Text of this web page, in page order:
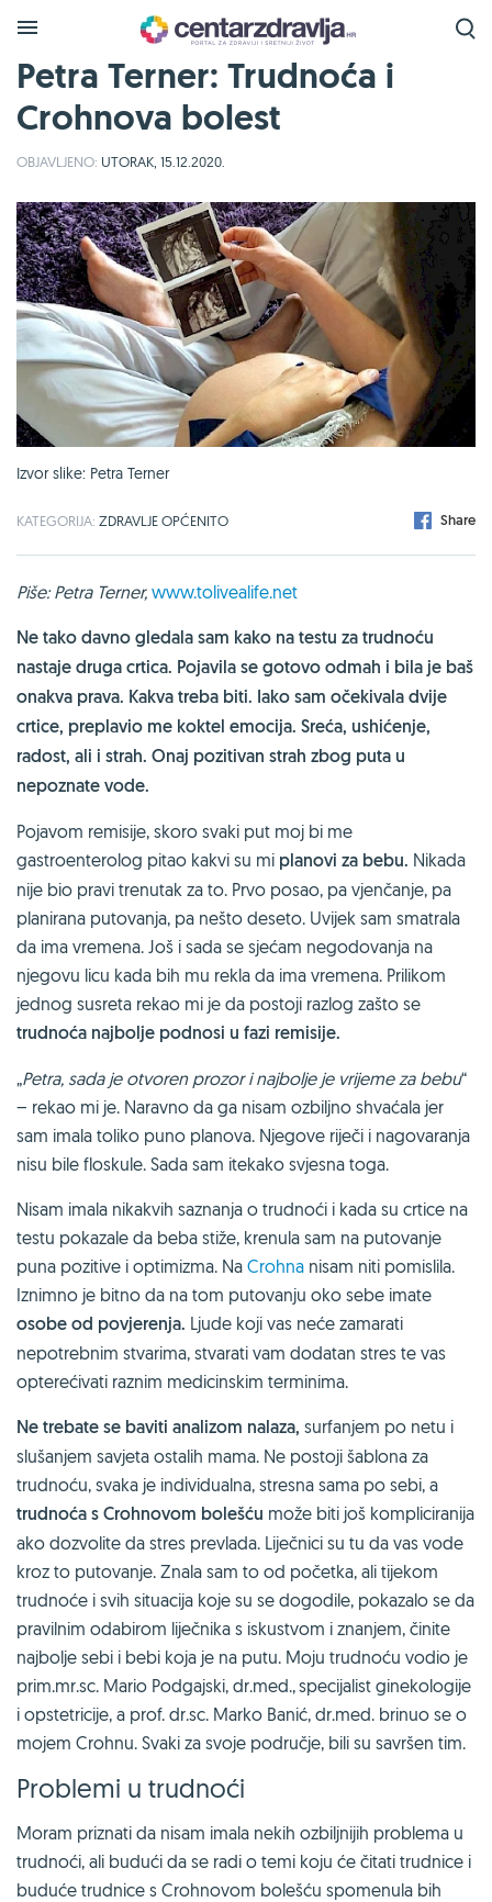
Petra Terner: Trudnoća i
Crohnova bolest
OBJAVLJENO: UTORAK, 15.12.2020.
Izvor slike: Petra Terner
KATEGORIJA: ZDRAVLJE OPĆENITO Share
Piše: Petra Terner, www.tolivealife.net
Ne tako davno gledala sam kako na testu za trudnoću
nastaje druga crtica. Pojavila se gotovo odmah i bila je baš
onakva prava. Kakva treba biti. Iako sam očekivala dvije
crtice, preplavio me koktel emocija. Sreća, ushićenje,
radost, ali i strah. Onaj pozitivan strah zbog puta u
nepoznate vode.
Pojavom remisije, skoro svaki put moj bi me
gastroenterolog pitao kakvi su mi planovi za bebu. Nikada
nije bio pravi trenutak za to. Prvo posao, pa vjenčanje, pa
planirana putovanja, pa nešto deseto. Uvijek sam smatrala
da ima vremena. Još i sada se sjećam negodovanja na
njegovu licu kada bih mu rekla da ima vremena. Prilikom
jednog susreta rekao mi je da postoji razlog zašto se
trudnoća najbolje podnosi u fazi remisije.
„Petra, sada je otvoren prozor i najbolje je vrijeme za bebu“
– rekao mi je. Naravno da ga nisam ozbiljno shvaćala jer
sam imala toliko puno planova. Njegove riječi i nagovaranja
nisu bile floskule. Sada sam itekako svjesna toga.
Nisam imala nikakvih saznanja o trudnoći i kada su crtice na
testu pokazale da beba stiže, krenula sam na putovanje
puna pozitive i optimizma. Na Crohna nisam niti pomislila.
Iznimno je bitno da na tom putovanju oko sebe imate
osobe od povjerenja. Ljude koji vas neće zamarati
nepotrebnim stvarima, stvarati vam dodatan stres te vas
opterećivati raznim medicinskim terminima.
Ne trebate se baviti analizom nalaza, surfanjem po netu i
slušanjem savjeta ostalih mama. Ne postoji šablona za
trudnoću, svaka je individualna, stresna sama po sebi, a
trudnoća s Crohnovom bolešću može biti još kompliciranija
ako dozvolite da stres prevlada. Liječnici su tu da vas vode
kroz to putovanje. Znala sam to od početka, ali tijekom
trudnoće i svih situacija koje su se dogodile, pokazalo se da
pravilnim odabirom liječnika s iskustvom i znanjem, činite
najbolje sebi i bebi koja je na putu. Moju trudnoću vodio je
prim.mr.sc. Mario Podgajski, dr.med., specijalist ginekologije
i opstetricije, a prof. dr.sc. Marko Banić, dr.med. brinuo se o
mojem Crohnu. Svaki za svoje područje, bili su savršen tim.
Problemi u trudnoći
Moram priznati da nisam imala nekih ozbiljnijih problema u
trudnoći, ali budući da se radi o temi koju će čitati trudnice i
buduće trudnice s Crohnovom bolešću spomenula bih